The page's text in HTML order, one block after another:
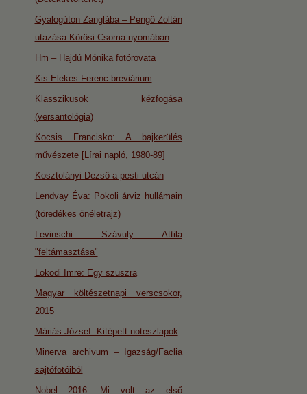
Gyalogúton Zanglába – Pengő Zoltán
utazása Kőrösi Csoma nyomában
Hm – Hajdú Mónika fotórovata
Kis Elekes Ferenc-breviárium
Klasszikusok kézfogása
(versantológia)
Kocsis Francisko: A bajkerülés
művészete [Lírai napló, 1980-89]
Kosztolányi Dezső a pesti utcán
Lendvay Éva: Pokoli árviz hullámain
(töredékes önéletrajz)
Levinschi Szávuly Attila
"feltámasztása"
Lokodi Imre: Egy szuszra
Magyar költészetnapi verscsokor,
2015
Máriás József: Kitépett noteszlapok
Minerva archivum – Igazság/Faclia
sajtófotóiból
Nobel 2016: Mi volt az első